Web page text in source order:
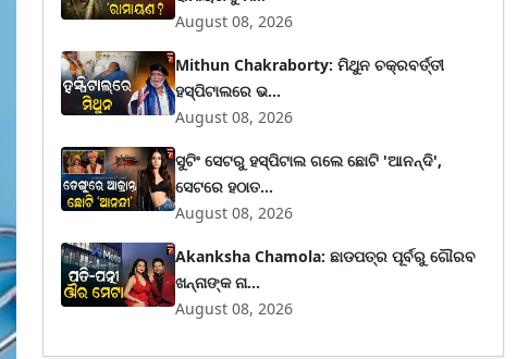
August 08, 2026
Mithun Chakraborty: ମିଥୁନ ଚକ୍ରବର୍ତ୍ତୀ
ହସ୍ପିଟାଲରେ ଭ...
August 08, 2026
ସୁଟିଂ ସେଟରୁ ହସ୍ପିଟାଲ ଗଲେ ଛୋଟି 'ଆନନ୍ଦି',
ସେଟରେ ହଠାତ...
August 08, 2026
Akanksha Chamola: ଛାଡପତ୍ର ପୂର୍ବରୁ ଗୌରବ
ଖନ୍ନାଙ୍କ ନା...
August 08, 2026